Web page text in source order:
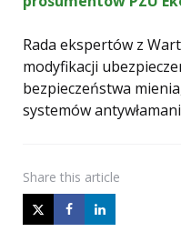
Rada ekspertów z
modyfikacji
bezpieczeństwa
systemów
Share this article